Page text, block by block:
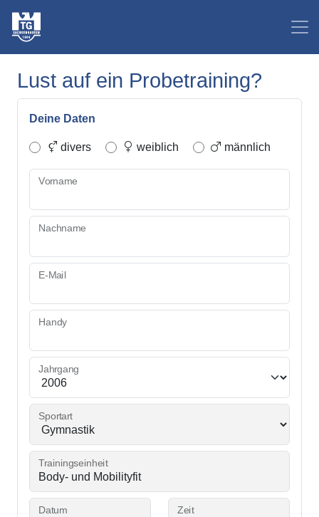
Lust auf ein Probetraining?
Deine Daten
divers weiblich männlich
Vorname
Nachname
E-Mail
Handy
Jahrgang
Sportart
Trainingseinheit
Datum Zeit